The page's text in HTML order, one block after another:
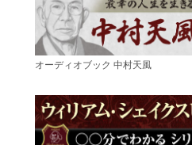
オーディオブック 中村天風